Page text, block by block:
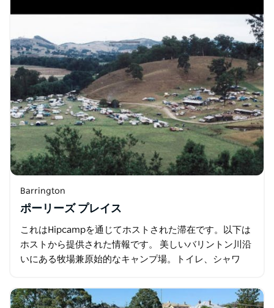
Barrington
ポーリーズ プレイス
これはHipcampを通じてホストされた滞在です。以下は
ホストから提供された情報です。 美しいバリントン川沿
いにある牧場兼原始的なキャンプ場。トイレ、シャワ
犬連れでも歓迎です。ただし…